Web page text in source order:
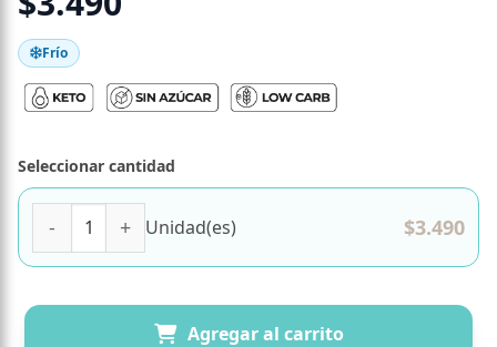
Frío
Seleccionar cantidad
Unidad(es) $3.490
Agregar al carrito